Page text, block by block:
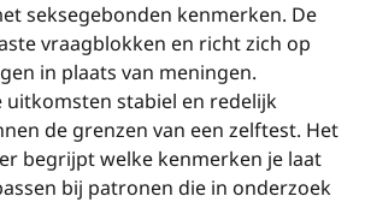
seksegebonden kenmerken. De
vraagblokken en richt zich op
in plaats van meningen.
uitkomsten stabiel en redelijk
de grenzen van een zelftest. Het
begrijpt welke kenmerken je laat
bij patronen die in onderzoek